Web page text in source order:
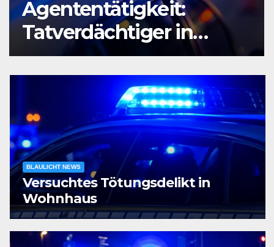
Agententätigkeit:
Tatverdächtiger in
Untersuchungshaft
BLAULICHT NEWS
Versuchtes Tötungsdelikt in
Wohnhaus